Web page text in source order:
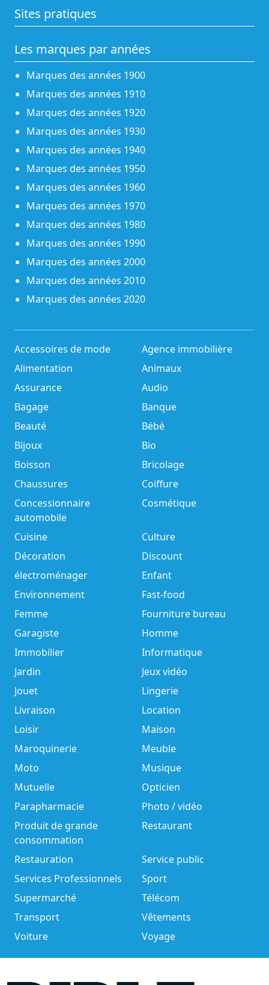
Sites pratiques
Les marques par années
Marques des années 1900
Marques des années 1910
Marques des années 1920
Marques des années 1930
Marques des années 1940
Marques des années 1950
Marques des années 1960
Marques des années 1970
Marques des années 1980
Marques des années 1990
Marques des années 2000
Marques des années 2010
Marques des années 2020
Accessoires de mode
Agence immobilière
Alimentation
Animaux
Assurance
Audio
Bagage
Banque
Beauté
Bébé
Bijoux
Bio
Boisson
Bricolage
Chaussures
Coiffure
Concessionnaire
automobile
Cosmétique
Cuisine
Culture
Décoration
Discount
électroménager
Enfant
Environnement
Fast-food
Femme
Fourniture bureau
Garagiste
Homme
Immobilier
Informatique
Jardin
Jeux vidéo
Jouet
Lingerie
Livraison
Location
Loisir
Maison
Maroquinerie
Meuble
Moto
Musique
Mutuelle
Opticien
Parapharmacie
Photo / vidéo
Produit de grande
consommation
Restaurant
Restauration
Service public
Services Professionnels
Sport
Supermarché
Télécom
Transport
Vêtements
Voiture
Voyage